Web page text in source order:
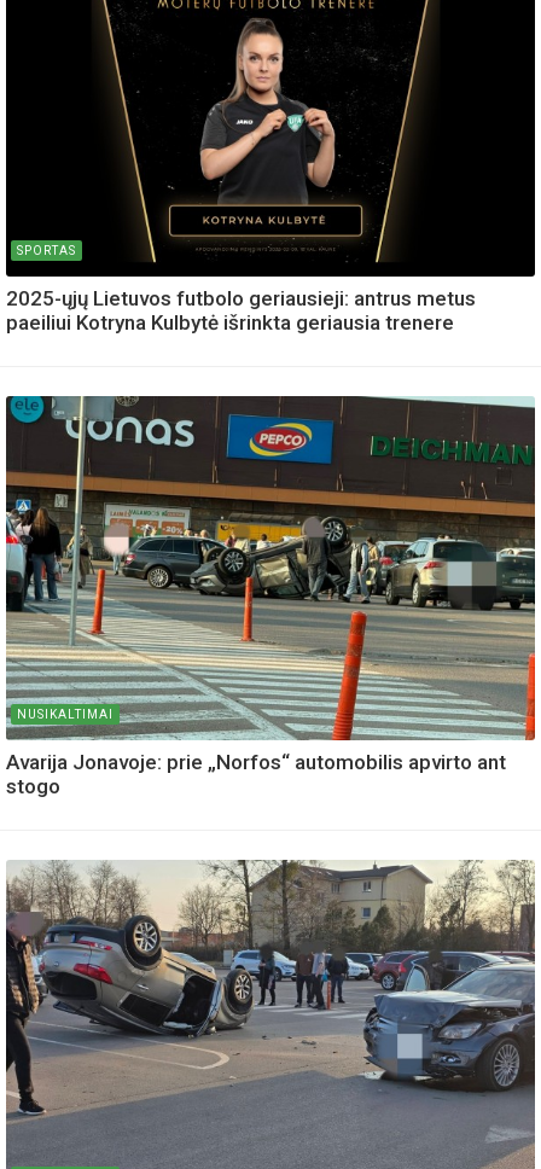
SPORTAS
2025-ųjų Lietuvos futbolo geriausieji: antrus metus
paeiliui Kotryna Kulbytė išrinkta geriausia trenere
NUSIKALTIMAI
Avarija Jonavoje: prie „Norfos“ automobilis apvirto ant
stogo